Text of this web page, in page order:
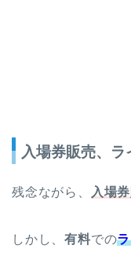
入場券販売、
残念ながら、 入場
しかし、有料での